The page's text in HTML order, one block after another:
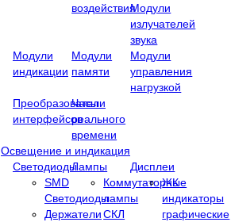
воздействияМодули
излучателей
звука
Модули
индикации
Модули
памяти
Модули
управления
нагрузкой
Преобразователи
интерфейсов
Часы
реального
времени
Освещение и индикация
Светодиоды
SMD
Светодиоды
Держатели
Лампы
Коммутаторные
лампы
СКЛ
Дисплеи
ЖК
индикаторы
графические